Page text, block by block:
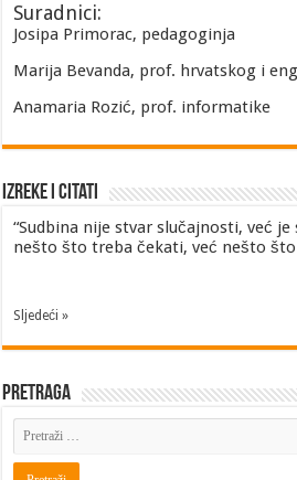
Suradnici:
Josipa Primorac, pedagoginja
Marija Bevanda, prof. hrvatskog i
Anamaria Rozić, prof. informatike
Izreke i Citati
“Sudbina nije stvar slučajnosti, već
nešto što treba čekati, već nešto
Sljedeći »
Pretraga